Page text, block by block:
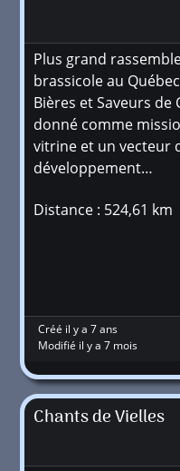
Plus grand
brassicole au
Bières et Saveurs de
donné comme
vitrine et un vecteur
développement…
Distance : 524,61 km
Créé il y a 7 ans
Modifié il y a 7 mois
Chants de Vielles